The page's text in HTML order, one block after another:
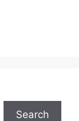
Search